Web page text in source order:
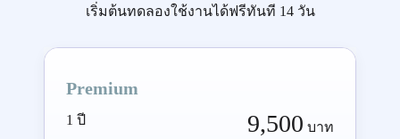
เริ่มต้นทดลองใช้งานได้ฟรีทันที 14 วัน
Premium
1 ปี 9,500 บาท